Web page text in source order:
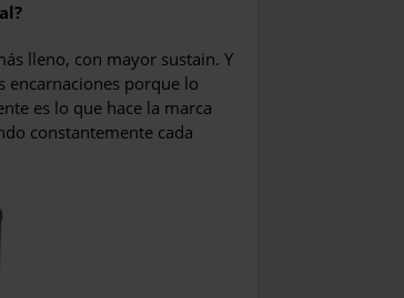
lleno, con mayor sustain. Y
encarnaciones porque lo
es lo que hace la marca
constantemente cada